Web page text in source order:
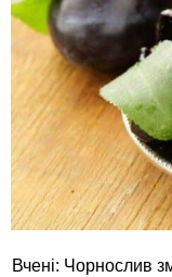
Вчені: Чорнослив